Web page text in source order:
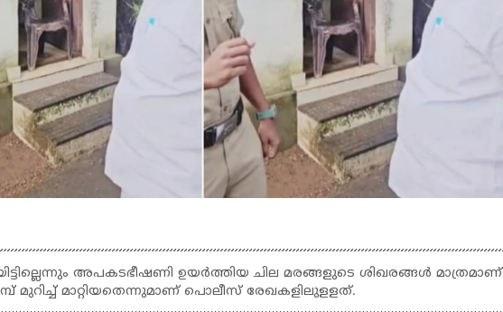
അപകടഭീഷണി ഉയർത്തിയ ചില മരങ്ങളുടെ ശിഖരങ്ങൾ മാത്രമാണ്
മുറിച്ച് മാറ്റിയതെന്നുമാണ് പൊലീസ് രേഖകളിലുളളത്.